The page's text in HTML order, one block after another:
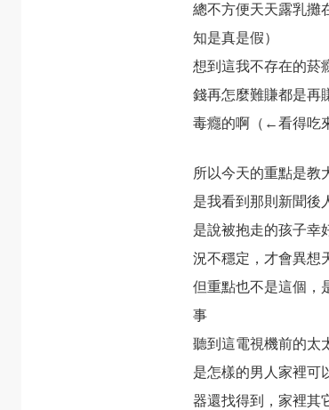
總不方便天天露乳攤
知是真是假）
想到這我不存在的菸
錢再怎麼難賺都是再
毒癮的啊（←看得吃
所以今天的重點是教
是我看到那則新聞後
是說被抱走的孩子幸
況不穩定，才會異想
但重點也不是這個，
事
聽到這電視機前的太
是怎樣的男人家裡可
器還找得到，家裡其